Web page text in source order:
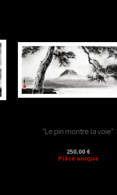
"Le pin montre la voie"
250.00 €
Pièce unique